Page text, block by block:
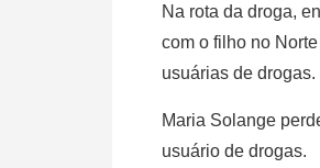
Na rota da droga,
com o filho no
usuárias de drogas.
Maria Solange
usuário de drogas.